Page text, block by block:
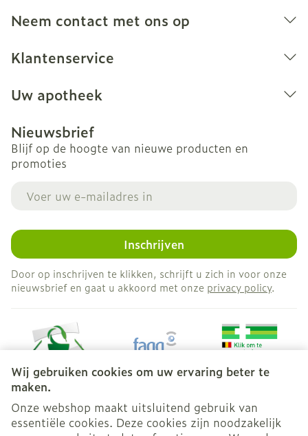
Wij gebruiken cookies om uw ervaring beter te
maken.
Onze webshop maakt uitsluitend gebruik van
essentiële cookies. Deze cookies zijn noodzakelijk
Neem contact met ons op
Klantenservice
Uw apotheek
Nieuwsbrief
Blijf op de hoogte van nieuwe producten en
promoties
Inschrijven
Door op inschrijven te klikken, schrijft u zich in voor onze
nieuwsbrief en gaat u akkoord met onze privacy policy.
Juridische links